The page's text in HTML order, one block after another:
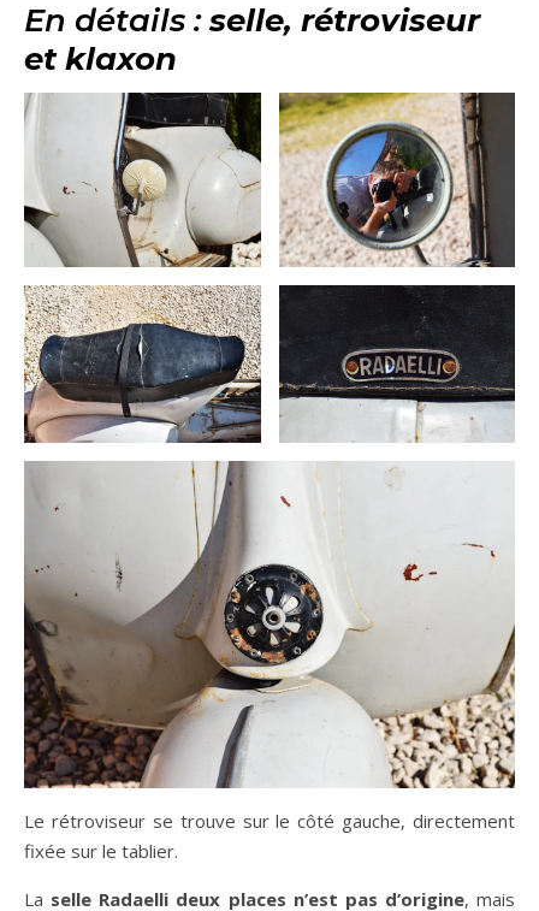
En détails :selle, rétroviseur
et klaxon
Le rétroviseur se trouve sur le côté gauche, directement
fixée sur le tablier.
La selle Radaelli deux places n’est pas d’origine, mais